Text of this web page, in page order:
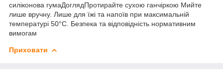
силіконова гумаДоглядПротирайте сухою ганчіркою Мийте
лише вручну. Лише для їжі та напоїв при максимальній
температурі 50°C. Безпека та відповідність нормативним
вимогам
Приховати